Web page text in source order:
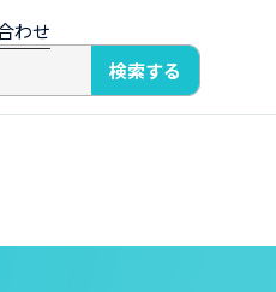
わせ
検索する